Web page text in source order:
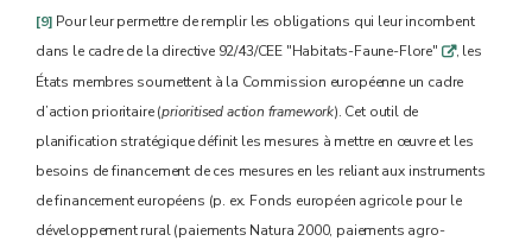
[9] Pour leur permettre de remplir les obligations qui leur incombent
dans le cadre de la directive 92/43/CEE "Habitats-Faune-Flore" q, les
États membres soumettent à la Commission européenne un cadre
d’action prioritaire (prioritised action framework). Cet outil de
planification stratégique définit les mesures à mettre en œuvre et les
besoins de financement de ces mesures en les reliant aux instruments
de financement européens (p. ex. Fonds européen agricole pour le
développement rural (paiements Natura 2000, paiements agro-